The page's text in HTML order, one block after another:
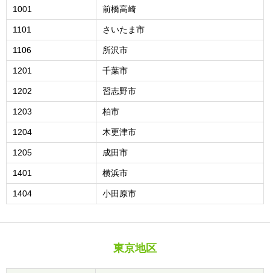
1001 前橋高崎
1101 さいたま市
1106 所沢市
1201 千葉市
1202 習志野市
1203 柏市
1204 木更津市
1205 成田市
1401 横浜市
1404 小田原市
東京地区